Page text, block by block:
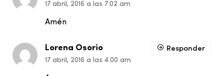
17 abril, 2016 a las 7:02 am
Amén
Lorena Osorio
17 abril, 2016 a las 4:00 am
Responder